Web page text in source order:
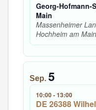
Georg-Hofmann-
Main
Massenheimer
Hochheim am Main
Sep. 5
10:00-13:00
DE 26388